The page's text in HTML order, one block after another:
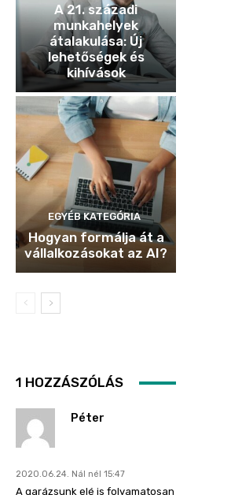
A 21. századi
munkahelyek
átalakulása: Új
lehetőségek és
kihívások
EGYÉB KATEGÓRIA
Hogyan formálja át a
vállalkozásokat az AI?
1 HOZZÁSZÓLÁS
Péter
2020.06.24. Nál nél 15:47
A garázsunk elé is folyamatosan